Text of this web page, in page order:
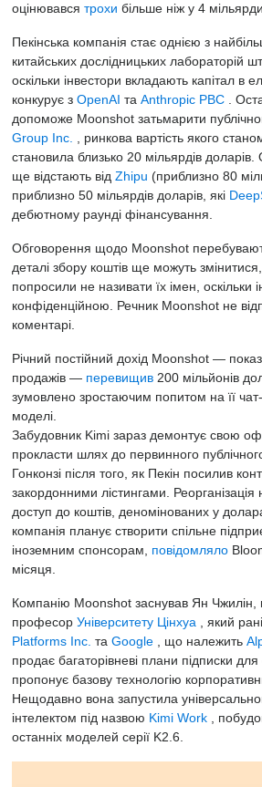
оцінювався трохи більше ніж у 4
Пекінська компанія стає однією з
китайських дослідницьких лабораторій
оскільки інвестори вкладають капітал в
конкурує з OpenAI та Anthropic PBC .
допоможе Moonshot затьмарити
Group Inc. , ринкова вартість якого
становила близько 20 мільярдів доларів.
ще відстають від Zhipu (приблизно 80
приблизно 50 мільярдів доларів, які
дебютному раунді фінансування.
Обговорення щодо Moonshot
деталі збору коштів ще можуть
попросили не називати їх імен, оскільки
конфіденційною. Речник Moonshot не
коментарі.
Річний постійний дохід Moonshot —
продажів — перевищив 200 мільйонів
зумовлено зростаючим попитом на її
моделі.
Забудовник Kimi зараз демонтує свою
прокласти шлях до первинного
Гонконзі після того, як Пекін посилив
закордонними лістингами.
доступ до коштів, деномінованих у
компанія планує створити спільне
іноземним спонсорам, повідомляло
місяця.
Компанію Moonshot заснував Ян Чжилін,
професор Університету Цінхуа , який
Platforms Inc. та Google , що належить
продає багаторівневі плани підписки
пропонує базову технологію
Нещодавно вона запустила
інтелектом під назвою Kimi Work ,
останніх моделей серії K2.6.